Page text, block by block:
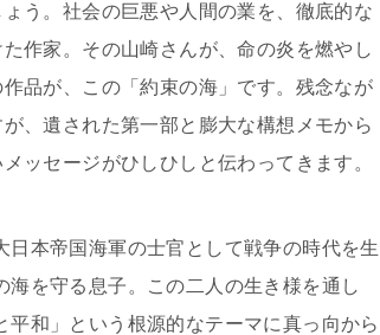
う。社会の巨悪や人間の業を、徹底的な
作家。その山崎さんが、命の炎を燃やし
品が、この「約束の海」です。残念なが
、遺された第一部と膨大な構想メモから
ッセージがひしひしと伝わってきます。
本帝国海軍の士官として戦争の時代を生
を守る息子。この二人の生き様を通し
和」という根源的なテーマに真っ向から